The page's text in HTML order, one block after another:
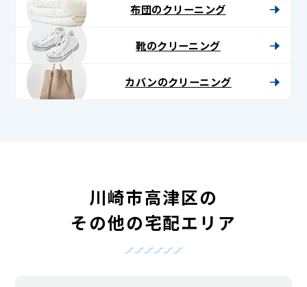
布団のクリーニング
靴のクリーニング
カバンのクリーニング
川崎市高津区の
その他の宅配エリア